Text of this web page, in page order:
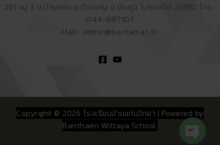
291 หมู่ 3 ต.บ้านแท่น อ.บ้านแท่น จ.ชัยภูมิ ไปรษณีย์ 36190 โทร :
044-887107
Mail : admin@bantan.ac.th
Copyright © 2026 โรงเรียนบ้านแท่นวิทยา | Powered by
Banthaen Wittaya School.